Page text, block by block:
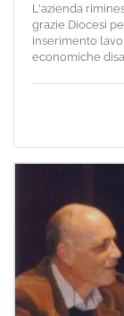
L'azienda
grazie Diocesi
inserimento
economiche